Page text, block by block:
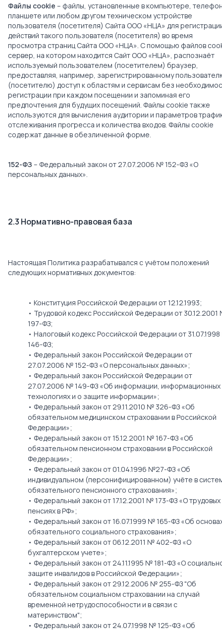
Файлы cookie – файлы, установленные в компьютере,
планшете или любом другом техническом устройстве
пользователя (посетителя) Сайта ООО «НЦА» для
действий такого пользователя (посетителя) во время
просмотра страниц Сайта ООО «НЦА». С помощью файлов
сервер, на котором находится Сайт ООО «НЦА», распознаёт
используемый пользователем (посетителем) браузер,
предоставляя, например, зарегистрированному
(посетителю) доступ к областям и сервисам без
регистрации при каждом посещении и запоминая его
предпочтения для будущих посещений. Файлы cookie также
используются для вычисления аудитории и параметров
отслеживания прогресса и количества входов. Файлы сookie
содержат данные в обезличенной форме.
152-ФЗ – Федеральный закон от 27.07.2006 № 152-ФЗ «О
персональных данных».
2.3 Нормативно-правовая база
Настоящая Политика разрабатывался с учётом положений
следующих нормативных документов:
• Конституция Российской Федерации от 12.12.1993;
• Трудовой кодекс Российской Федерации от
197-ФЗ;
• Налоговый кодекс Российской Федерации от
146-ФЗ;
• Федеральный закон Российской Федерации от
27.07.2006 № 152-ФЗ «О персональных данных»;
• Федеральный закон Российской Федерации от
27.07.2006 № 149-ФЗ «Об информации, информационных
технологиях и о защите информации»;
• Федеральный закон от 29.11.2010 № 326-ФЗ «Об
обязательном медицинском страховании в Российской
Федерации»;
• Федеральный закон от 15.12.2001 № 167-ФЗ «Об
обязательном пенсионном страховании в Российской
Федерации»;
• Федеральный закон от 01.04.1996 №27-ФЗ «Об
индивидуальном (персонифицированном) учёте в
обязательного пенсионного страхования»;
• Федеральный закон от 17.12.2001 № 173-ФЗ «О трудовых
пенсиях в РФ»;
• Федеральный закон от 16.07.1999 № 165-ФЗ «Об
обязательного социального страхования»;
• Федеральный закон от 06.12.2011 № 402-ФЗ «О
бухгалтерском учете»;
• Федеральный закон от 24.11.1995 № 181-ФЗ «О
защите инвалидов в Российской Федерации»;
• Федеральный закон от 29.12.2006 № 255-ФЗ "Об
обязательном социальном страховании на случай
временной нетрудоспособности и в связи с
материнством";
• Федеральный закон от 24.07.1998 № 125-ФЗ «Об